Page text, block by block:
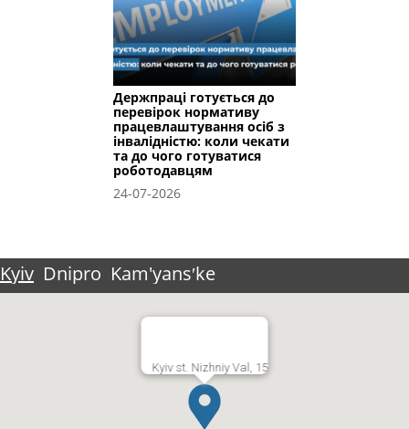
Держпраці готується до
перевірок нормативу
працевлаштування осіб з
інвалідністю: коли чекати
та до чого готуватися
роботодавцям
24-07-2026
Kyiv Dnipro Kam'yansʹke
Kyiv st. Nizhniy Val, 15